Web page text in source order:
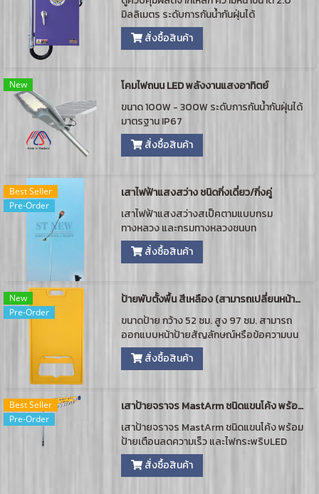
ทางหลวง) รับประกัน 1 ปี และรับ Wiring
ออกแบบวงจรตามแบบงาน
มิลลิเมตร ระดับการกันน้ำกันฝุ่นได้
มาตรฐาน IP54 ผ่านการรับรองสินค้าที่ผลิตใน
ประเทศไทย (Made in Thailand : MIT) พร้อม
สายดินเข้ากับตัวตู้ควบคุม พร้อมกุญแจล็อคตู้
และคู่มือการใช้งาน รับประกัน 1 ปี และรับ
Wiring ออกแบบวงจรตามแบบงาน
สั่งซื้อสินค้า
New
โคมไฟถนน LED พลังงานแสงอาทิตย์
ขนาด 100W - 300W ระดับการกันน้ำกันฝุ่นได้
มาตรฐาน IP67
สั่งซื้อสินค้า
Best Seller
Pre-Order
เสาไฟฟ้าแสงสว่าง ชนิดกิ่งเดี่ยว/กิ่งคู่
เสาไฟฟ้าแสงสว่างสเป็คตามแบบกรม
ทางหลวง และกรมทางหลวงชนบท
สั่งซื้อสินค้า
New
Pre-Order
ป้ายพับตั้งพื้น สีเหลือง (สามารถเปลี่ยนหน้าป้ายได้)
ขนาดป้าย กว้าง 52 ซม. สูง 97 ซม. สามารถ
ออกแบบหน้าป้ายสัญลักษณ์หรือข้อความบน
ป้ายตามความต้องการของลูกค้า
สั่งซื้อสินค้า
Best Seller
Pre-Order
เสาป้ายจราจร MastArm ชนิดแขนโค้ง พร้อมป้ายเตือน
เสาป้ายจราจร MastArm ชนิดแขนโค้ง พร้อม
ป้ายเตือนลดความเร็ว และไฟกระพริบLED
(พลังงานแสงอาทิตย์) ตามแบบมาตรฐานกรม
ทางหลวงชนบท
สั่งซื้อสินค้า